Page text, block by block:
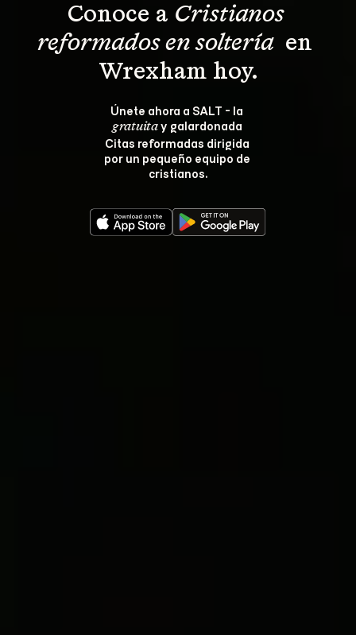
Conoce a Cristianos
reformados en soltería en
Wrexham hoy.
Únete ahora a SALT - la
gratuita y galardonada
Citas reformadas dirigida
por un pequeño equipo de
cristianos.